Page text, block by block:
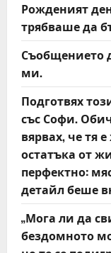
g
a
t
i
o
n
Рожденият
трябваше да
Съобщението
ми.
Подготвях
със Софи.
вярвах, че тя
остатъка от
перфектно:
детайл беше
„Мога ли да
бездомното